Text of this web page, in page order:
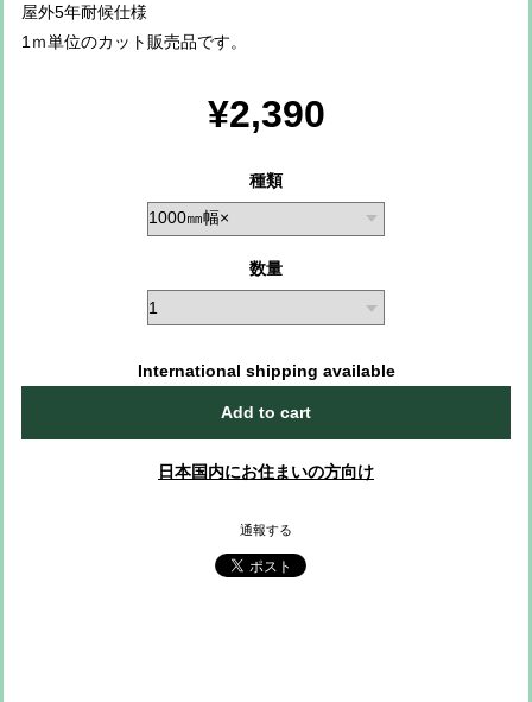
屋外5年耐候仕様
1ｍ単位のカット販売品です。
¥2,390
種類
数量
International shipping available
Add to cart
日本国内にお住まいの方向け
通報する